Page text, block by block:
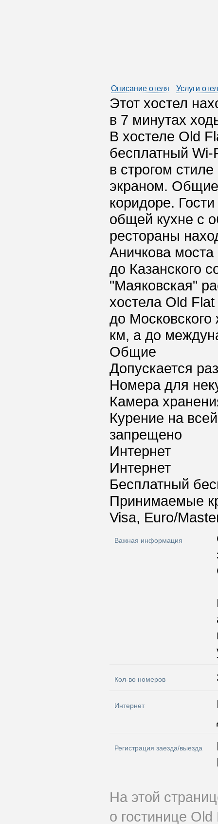
Описание отеля Услуги
Этот хостел
в 7 минутах
В хостеле Old
бесплатный
в строгом
экраном.
коридоре.
общей кухне с
рестораны
Аничкова
до Казанского
"Маяковская"
хостела Old
до Московского
км, а до
Общие
Допускается
Номера для
Камера
Курение на
запрещено
Интернет
Интернет
Бесплатный
Принимаемые
Visa, Euro/
Важная информация
Кол-во номеров
Интернет
Регистрация заезда/выезда
На этой
о гостинице